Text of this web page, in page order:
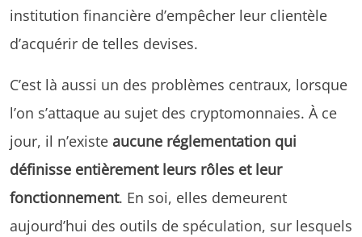
institution financière d’empêcher leur clientèle
d’acquérir de telles devises.
C’est là aussi un des problèmes centraux, lorsque
l’on s’attaque au sujet des cryptomonnaies. À ce
jour, il n’existe aucune réglementation qui
définisse entièrement leurs rôles et leur
fonctionnement. En soi, elles demeurent
aujourd’hui des outils de spéculation, sur lesquels